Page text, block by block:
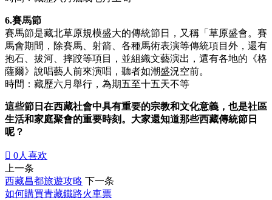
6.賽馬節
賽馬節是藏北草原規模盛大的傳統節日，又稱「草原盛會。賽
馬會期間，除賽馬、射箭、各種馬術表演等傳統項目外，還有
抱石、拔河、摔跤等項目，並組織文藝演出，還有各地的《格
薩爾》說唱藝人前來演唱，聽者如潮盛況空前。
時間：藏歷六月舉行，為期五至十五天不等
這些節日在西藏社會中具有重要的宗教和文化意義，也是社區
生活和家庭聚會的重要時刻。大家還知道那些西藏傳統節日
呢？
 0人喜欢
上一条
西藏昌都旅遊攻略 下一条
如何購買青藏鐵路火車票